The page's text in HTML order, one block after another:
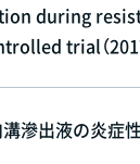
during
trial（
滲出液の炎症